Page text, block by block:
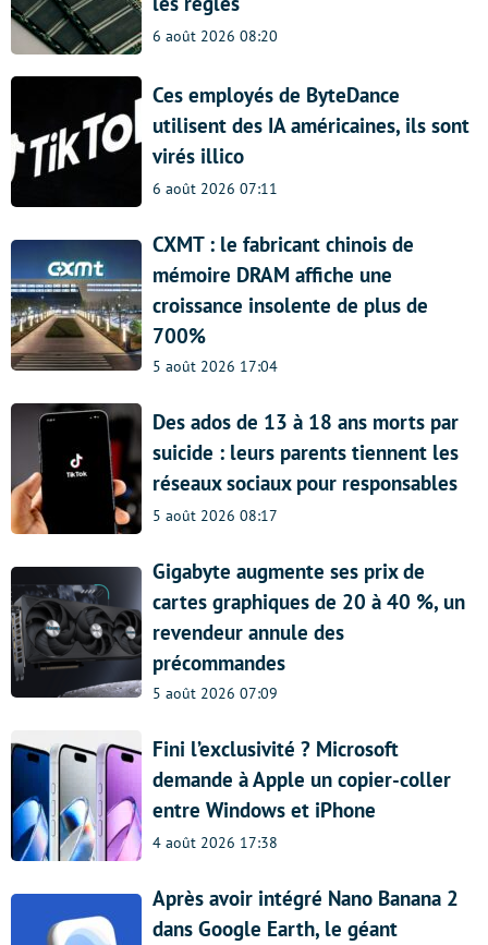
6 août 2026 08:20
Ces employés de ByteDance
utilisent des IA américaines, ils sont
virés illico
6 août 2026 07:11
CXMT : le fabricant chinois de
mémoire DRAM affiche une
croissance insolente de plus de
700%
5 août 2026 17:04
Des ados de 13 à 18 ans morts par
suicide : leurs parents tiennent les
réseaux sociaux pour responsables
5 août 2026 08:17
Gigabyte augmente ses prix de
cartes graphiques de 20 à 40 %, un
revendeur annule des
précommandes
5 août 2026 07:09
Fini l’exclusivité ? Microsoft
demande à Apple un copier-coller
entre Windows et iPhone
4 août 2026 17:38
Après avoir intégré Nano Banana 2
dans Google Earth, le géant